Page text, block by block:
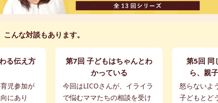
こんな対談もあります。
る伝え方
児参加が
にあり
第7回 子どもはちゃんとわ
かっている
今回はLICOさんが、イライラ
で悩むママたちの相談を受け
第5回 同
ら、親
怒らないよ
子どもとど